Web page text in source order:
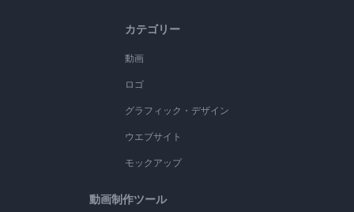
カテゴリー
動画
ロゴ
グラフィック・デザイン
ウエブサイト
モックアップ
動画制作ツール